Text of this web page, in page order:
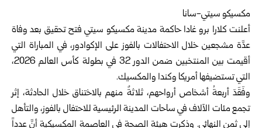
مكسيكو سيتي-سانا
أعلنت كلارا برو غادا حاكمة مدينة مكسيكو سيتي فتح تحقيق بعد وفاة
عدَّة مشجعين خلال الاحتفالات بالفوز على الإكوادور، في المباراة التي
أقيمت بين المنتخبين ضمن الدور 32 في بطولة كأس العالم 2026،
التي تستضيفها أمريكا وكندا والمكسيك.
وفَقَدَ أربعةُ أشخاص أرواحهم، ثلاثةٌ منهم بالاختناق خلال الحادثة، إثر
تجمع مئات الآلاف في ساحات المدينة الرئيسية للاحتفال بالفوز، والتأهل
إلى ثمن النهائي. وذكرت هيئة الصحة في العاصمة المكسيكية أنَّ عدداً